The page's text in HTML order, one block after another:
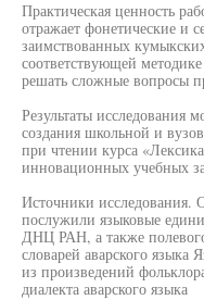
Практическая ценность
отражает фонетические и
заимствованных
соответствующей
решать сложные вопросы
Результаты исследования
создания школьной и
при чтении курса
инновационных учебных
Источники исследования.
послужили языковые
ДНЦ РАН, а также
словарей аварского языка
из произведений
диалекта аварского языка